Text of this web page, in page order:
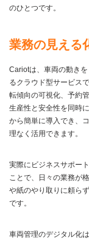
のひとつです。
業務の見える
Cariotは、車両の動き
るクラウド型サービス
転傾向の可視化、予約
生産性と安全性を同時
から簡単に導入でき、
理なく活用できます。
実際にビジネスサポー
ことで、日々の業務が
や紙のやり取りに頼ら
です。
車両管理のデジタル化